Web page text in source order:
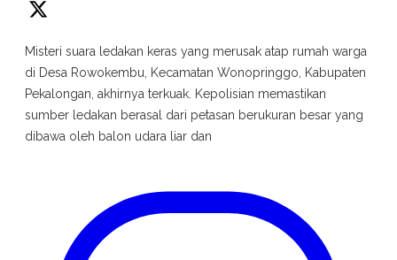
Misteri suara ledakan keras yang merusak atap rumah warga
di Desa Rowokembu, Kecamatan Wonopringgo, Kabupaten
Pekalongan, akhirnya terkuak. Kepolisian memastikan
sumber ledakan berasal dari petasan berukuran besar yang
dibawa oleh balon udara liar dan